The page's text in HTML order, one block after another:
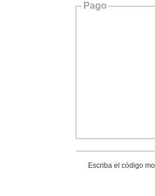
Pago
Escriba el código